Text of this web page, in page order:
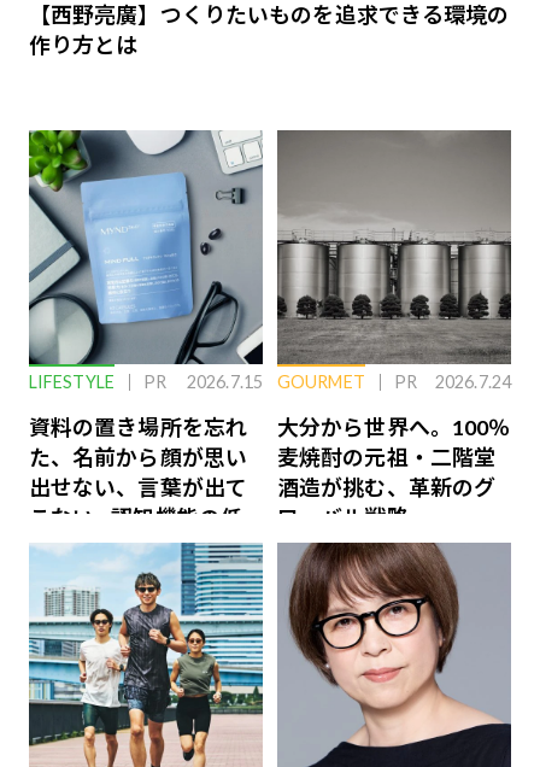
【西野亮廣】つくりたいものを追求できる環境の
作り方とは
LIFESTYLE PR 2026.7.15
資料の置き場所を忘れ
た、名前から顔が思い
出せない、言葉が出て
こない…認知機能の低
下を救う、脳のインナ
ーケアとは
GOURMET PR 2026.7.24
大分から世界へ。100％
麦焼酎の元祖・二階堂
酒造が挑む、革新のグ
ローバル戦略